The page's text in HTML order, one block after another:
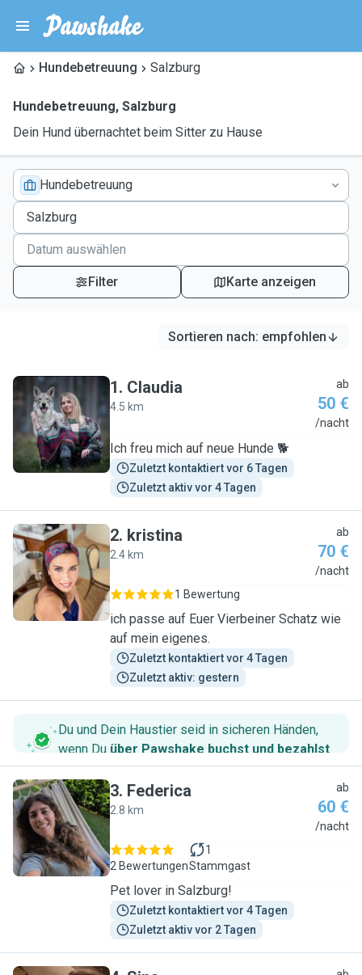
Hundebetreuung Salzburg
Hundebetreuung, Salzburg
Dein Hund übernachtet beim Sitter zu Hause
Hundebetreuung
Filter Karte anzeigen
Sortieren nach: empfohlen
C
1. Claudia
4.5 km
ab
50 €
/nacht
Ich freu mich auf neue Hunde 🐕
Zuletzt kontaktiert vor 6 Tagen
Zuletzt aktiv vor 4 Tagen
K
2. kristina
2.4 km
ab
70 €
/nacht
1 Bewertung
ich passe auf Euer Vierbeiner Schatz wie
auf mein eigenes.
Zuletzt kontaktiert vor 4 Tagen
Zuletzt aktiv: gestern
Du und Dein Haustier seid in sicheren Händen,
wenn Du über Pawshake buchst und bezahlst.
F
3. Federica
2.8 km
ab
60 €
/nacht
2 Bewertungen
1
Stammgast
Pet lover in Salzburg!
Zuletzt kontaktiert vor 4 Tagen
Zuletzt aktiv vor 2 Tagen